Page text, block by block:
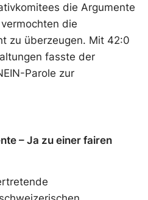
die Argumente
die
zu überzeugen. Mit 42:0
fasste der
Parole zur
– Ja zu einer fairen